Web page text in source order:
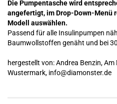
Die Pumpentasche wird
angefertigt, im Drop-Down-Menü
Modell auswählen.
Passend für alle Insulinpumpen
Baumwollstoffen genäht und bei
hergestellt von: Andrea Benzin, Am
Wustermark, info@diamonster.de